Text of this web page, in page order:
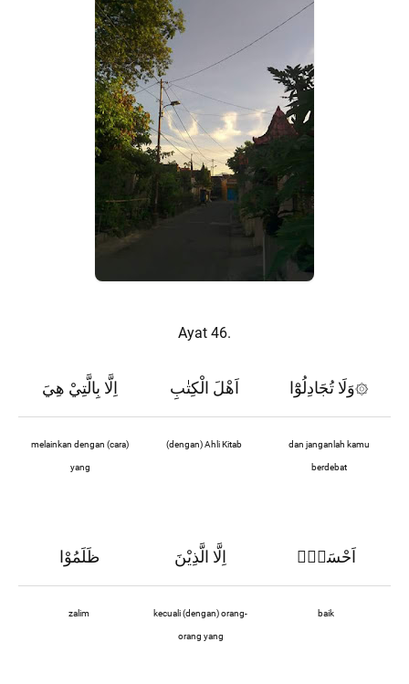
Ayat 46.
اِلَّا بِالَّتِيْ هِيَ اَهْلَ الْكِتٰبِ وَلَا تُجَادِلُوْٓا۞
melainkan dengan (cara)
yang
(dengan) Ahli Kitab dan janganlah kamu
berdebat
ظَلَمُوْا اِلَّا الَّذِيْنَ اَحْسَنُۖ
zalim kecuali (dengan) orang-
orang yang
baik